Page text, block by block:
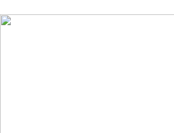
Subnavigation umschalten